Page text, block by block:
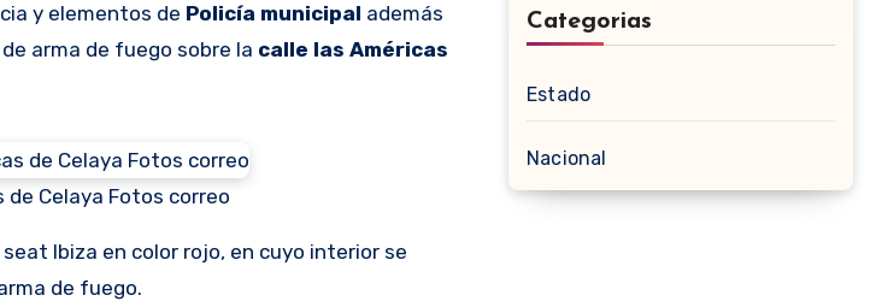
y elementos de Policía municipal además
arma de fuego sobre la calle las Américas
Celaya Fotos correo
Ibiza en color rojo, en cuyo interior se
de fuego.
Categorias
Estado
Nacional